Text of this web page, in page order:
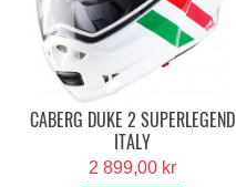
CABERG DUKE 2 SUPERLEGEND
ITALY
2 899,00 kr